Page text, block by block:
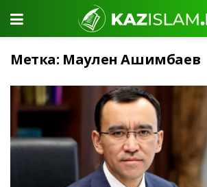
Метка: Маулен Ашимбаев